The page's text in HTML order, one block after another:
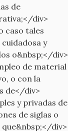
de
div>
caso tales
y
o&nbsp;</div>
de material
o con la
de</div>
y privadas de
de siglas o
div>